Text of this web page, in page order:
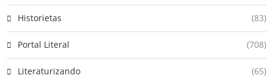
Historietas (83)
Portal Literal (708)
Literaturizando (65)